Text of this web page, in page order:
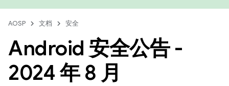
AOSP 文档 安全
Android 安全公告 -
2024 年 8 月